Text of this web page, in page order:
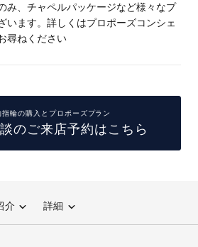
み、チャペルパッケージなど様々なプ
います。詳しくはプロポーズコンシェ
尋ねください
指輪の購入とプロポーズプラン
のご来店予約はこちら
介 詳細
us on